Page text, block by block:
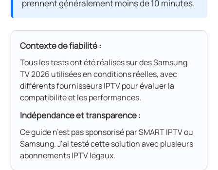
prennent généralement moins de 10 minutes.
Contexte de fiabilité :
Tous les tests ont été réalisés sur des Samsung
TV 2026 utilisées en conditions réelles, avec
différents fournisseurs IPTV pour évaluer la
compatibilité et les performances.
Indépendance et transparence :
Ce guide n’est pas sponsorisé par SMART IPTV ou
Samsung. J’ai testé cette solution avec plusieurs
abonnements IPTV légaux.